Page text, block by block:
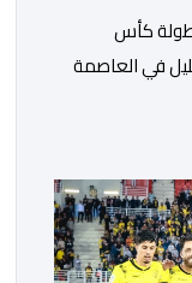
كأس
في العاصمة
على موعد مع
إيل كانيمي